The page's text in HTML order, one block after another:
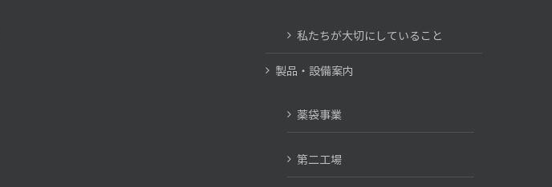
私たちが大切にしていること
製品・設備案内
薬袋事業
第二工場